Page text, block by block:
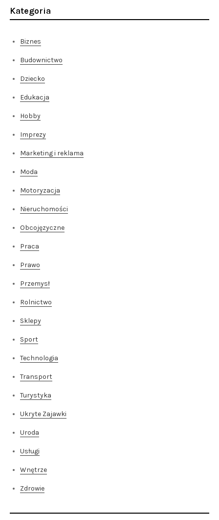
Kategoria
Biznes
Budownictwo
Dziecko
Edukacja
Hobby
Imprezy
Marketing i reklama
Moda
Motoryzacja
Nieruchomości
Obcojęzyczne
Praca
Prawo
Przemysł
Rolnictwo
Sklepy
Sport
Technologia
Transport
Turystyka
Ukryte Zajawki
Uroda
Usługi
Wnętrze
Zdrowie